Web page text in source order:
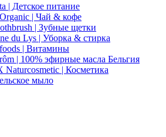
| Детское питание
| Чай & кофе
| Зубные щетки
du Lys | Уборка & стирка
| Витамины
| 100% эфирные масла Бельгия
Naturcosmetic | Косметика
мыло